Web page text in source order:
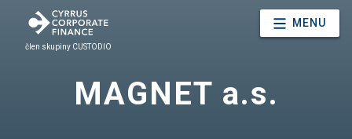
člen skupiny CUSTODIO
MENU
MAGNET a.s.